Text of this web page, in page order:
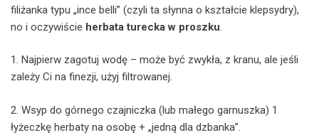
filiżanka typu „ince belli” (czyli ta słynna o kształcie klepsydry),
no i oczywiście herbata turecka w proszku
1. Najpierw zagotuj wodę – może być zwykła, z kranu, ale jeśli
zależy Ci na finezji, użyj filtrowanej.
2. Wsyp do górnego czajniczka (lub małego garnuszka) 1
łyżeczkę herbaty na osobę + „jedną dla dzbanka”.